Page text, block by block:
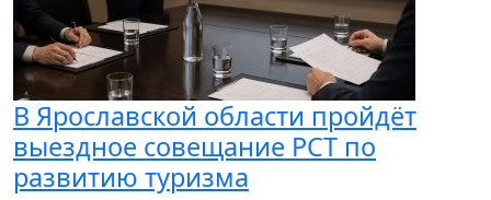
В Ярославской области пройдёт
выездное совещание РСТ по
развитию туризма